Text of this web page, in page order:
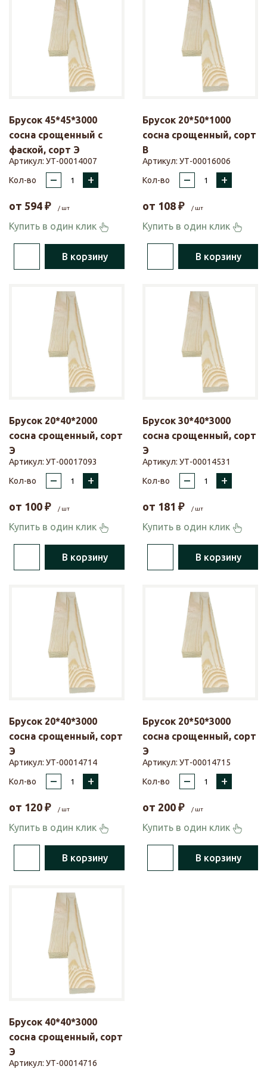
Брусок 45*45*3000
сосна срощенный с
фаской, сорт Э
Артикул: УТ-00014007
Кол-во
– +
от 594 ₽ / шт
Купить в один клик
В корзину
Брусок 20*50*1000
сосна срощенный, сорт
В
Артикул: УТ-00016006
Кол-во
– +
от 108 ₽ / шт
Купить в один клик
В корзину
Брусок 20*40*2000
сосна срощенный, сорт
Э
Артикул: УТ-00017093
Кол-во
– +
от 100 ₽ / шт
Купить в один клик
В корзину
Брусок 30*40*3000
сосна срощенный, сорт
Э
Артикул: УТ-00014531
Кол-во
– +
от 181 ₽ / шт
Купить в один клик
В корзину
Брусок 20*40*3000
сосна срощенный, сорт
Э
Артикул: УТ-00014714
Кол-во
– +
от 120 ₽ / шт
Купить в один клик
В корзину
Брусок 20*50*3000
сосна срощенный, сорт
Э
Артикул: УТ-00014715
Кол-во
– +
от 200 ₽ / шт
Купить в один клик
В корзину
Брусок 40*40*3000
сосна срощенный, сорт
Э
Артикул: УТ-00014716